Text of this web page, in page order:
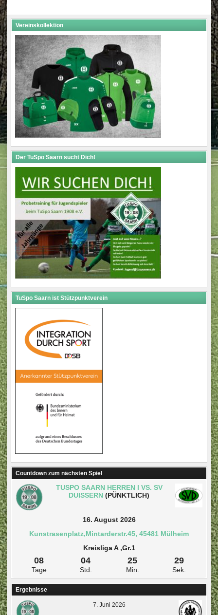
Vereinskollektion
Der TuSpo Saarn sucht Dich!
TuSpo Saarn ist Stützpunktverein
Countdown zum nächsten Spiel
TUSPO SAARN HERREN I VS. SV
DUISSERN (PÜNKTLICH)
16. August 2026
Kunstrasenplatz,Mintarderstr.45, 45481 Mülheim
Kreisliga A ,Gr.1
08
Tage
04
Std.
25
Min.
28
Sek.
Ergebnisse
7. Juni 2026